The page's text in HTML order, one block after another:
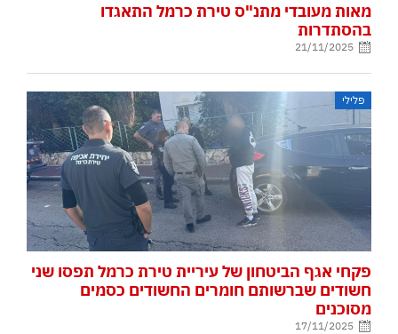
מאות מעובדי מתנ"ס טירת כרמל התאגדו
בהסתדרות
21/11/2025
פלילי
פקחי אגף הביטחון של עיריית טירת כרמל תפסו שני
חשודים שברשותם חומרים החשודים כסמים
מסוכנים
17/11/2025